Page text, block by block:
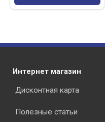
Интернет магазин
Дисконтная карта
Полезные статьи